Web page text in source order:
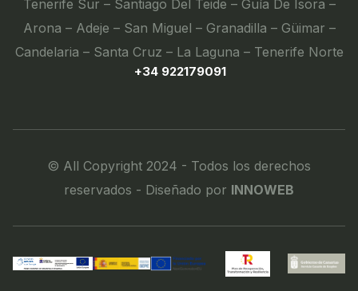
Tenerife Sur – Santiago Del Teide – Guía De Isora –
Arona – Adeje – San Miguel – Granadilla – Güimar –
Candelaria – Santa Cruz – La Laguna – Tenerife Norte
+34 922179091
© All Copyright 2024 - Todos los derechos
reservados - Diseñado por INNOWEB